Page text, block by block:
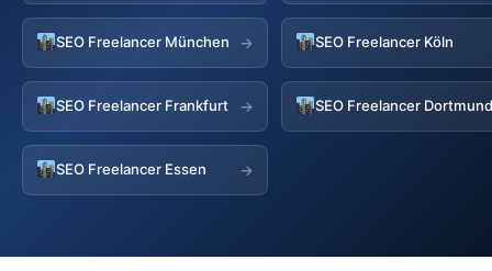
SEO Freelancer München → SEO Freelancer Köln
SEO Freelancer Frankfurt → SEO Freelancer
SEO Freelancer Essen →